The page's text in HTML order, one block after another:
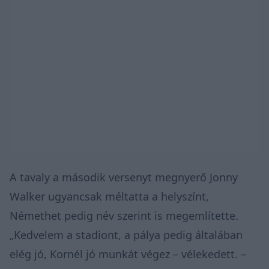
A tavaly a második versenyt megnyerő Jonny
Walker ugyancsak méltatta a helyszínt,
Némethet pedig név szerint is megemlítette.
„Kedvelem a stadiont, a pálya pedig általában
elég jó, Kornél jó munkát végez – vélekedett. –